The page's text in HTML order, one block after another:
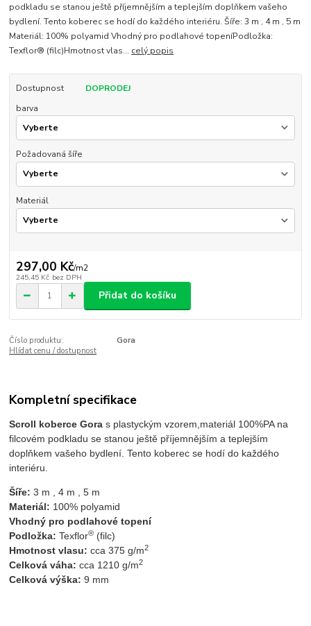
podkladu se stanou ještě příjemnějším a teplejším doplňkem vašeho
bydlení. Tento koberec se hodí do každého interiéru. Šíře: 3 m , 4 m , 5 m
Materiál: 100% polyamid Vhodný pro podlahové topeníPodložka:
Texflor® (filc)Hmotnost vlas... celý popis
Dostupnost
DOPRODEJ
barva
Požadovaná šíře
Materiál
297,00 Kč/m2
245,45 Kč bez DPH
Přidat do košíku
Číslo produktu:
Gora
Hlídat cenu / dostupnost
Kompletní specifikace
Scroll koberce Gora s plastyckým vzorem,materiál 100%PA na
filcovém podkladu se stanou ještě příjemnějším a teplejším
doplňkem vašeho bydlení. Tento koberec se hodí do každého
interiéru.
Šíře: 3 m , 4 m , 5 m
Materiál: 100% polyamid
Vhodný pro podlahové topení
Podložka: Texflor® (filc)
Hmotnost vlasu: cca 375 g/m2
Celková váha: cca 1210 g/m2
Celková výška: 9 mm